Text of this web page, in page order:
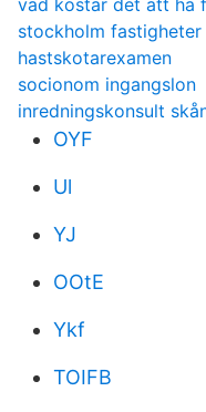
vad kostar det att ha
stockholm fastigheter
hastskotarexamen
socionom ingangslon
inredningskonsult
OYF
Ul
YJ
OOtE
Ykf
TOIFB